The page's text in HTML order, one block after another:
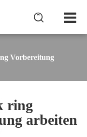

Vorbereitung
ring
arbeiten